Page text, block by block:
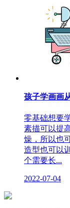
孩子学画画
零基础想要
素描可以提
燥，所以也
造型也可以
个需要长...
2022-07-04